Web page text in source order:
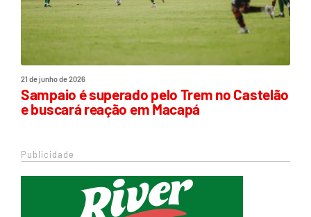
21 de junho de 2026
Sampaio é superado pelo Trem no Castelão
e buscará reação em Macapá
Publicidade